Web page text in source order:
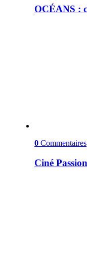
OCÉANS :
0 Commentaires
Ciné